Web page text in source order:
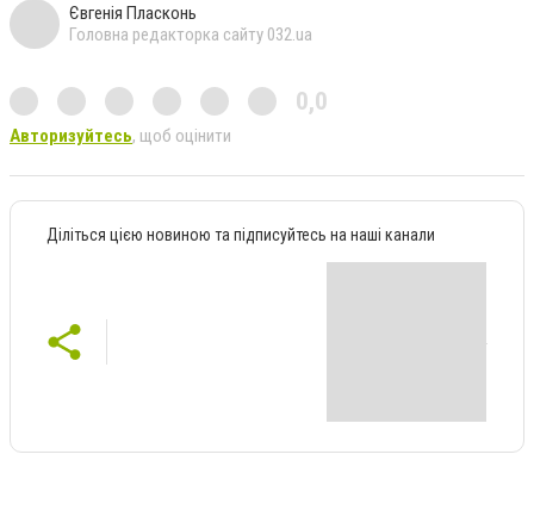
Євгенія Пласконь
Головна редакторка сайту 032.ua
0,0
Авторизуйтесь, щоб оцінити
Діліться цією новиною та підписуйтесь на наші канали